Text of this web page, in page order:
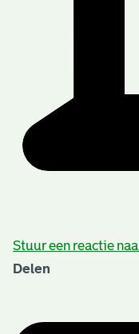
Stuur een reactie
Delen